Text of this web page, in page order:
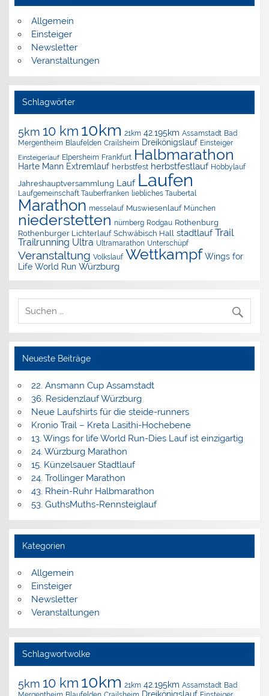
Allgemein
Einsteiger
Newsletter
Veranstaltungen
Schlagwörter
5km 10 km 10km 21km 42.195km Assamstadt Bad
Mergentheim Blaufelden Crailsheim Dreikönigslauf Einsteiger
Einsteigerlauf Elpersheim Frankfurt Halbmarathon
Harte Mann Extremlauf herbstfest herbstfestlauf Hobbylauf
Jahreshauptversammlung Lauf Laufen
Laufgemeinschaft Tauberfranken liebliches Taubertal
Marathon messelauf Muswiesenlauf München
niederstetten nürnberg Rodgau Rothenburg
Rothenburger Lichterlauf Schwäbisch Hall stadtlauf Trail
Trailrunning Ultra Ultramarathon Unterschüpf
Veranstaltung Volkslauf Wettkampf Wings for
Life World Run Würzburg
Neueste Beiträge
22. Ansmann Cup Assamstadt
36. Residenzlauf Würzburg
Neue Laufshirts für die steide-runners
Kronio Trail – Kreta Lasithi-Hochebene
13. Wings for life World Run-Dies Lauf ist einzigartig
24. Würzburg Marathon
15. Künzelsauer Stadtlauf
24. Trollinger Marathon
43. Rhein-Ruhr Halbmarathon
53. GuthsMuths-Rennsteiglauf
Kategorien
Allgemein
Einsteiger
Newsletter
Veranstaltungen
Schlagwortwolke
5km 10 km 10km 21km 42.195km Assamstadt Bad
Dreikönigslauf